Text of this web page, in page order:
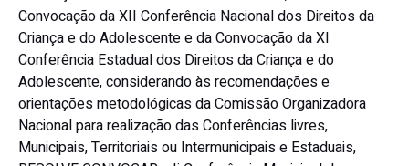
Convocação da XII Conferência Nacional dos Direitos da
Criança e do Adolescente e da Convocação da XI
Conferência Estadual dos Direitos da Criança e do
Adolescente, considerando às recomendações e
orientações metodológicas da Comissão Organizadora
Nacional para realização das Conferências livres,
Municipais, Territoriais ou Intermunicipais e Estaduais,